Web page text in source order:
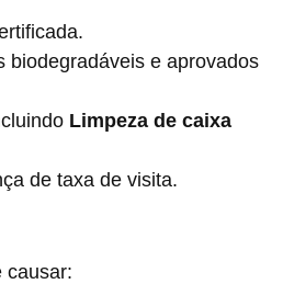
biodegradáveis e aprovados
Limpeza de caixa
de taxa de visita.
causar: